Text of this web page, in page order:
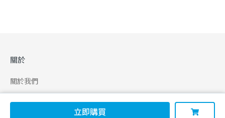
立即購買
關於
關於我們
合作申請